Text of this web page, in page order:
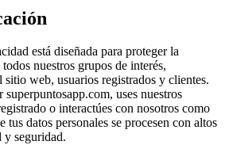
está diseñada para proteger la
nuestros grupos de interés,
web, usuarios registrados y clientes.
superpuntosapp.com, uses nuestros
o interactúes con nosotros como
tus datos personales se procesen con altos
y seguridad.